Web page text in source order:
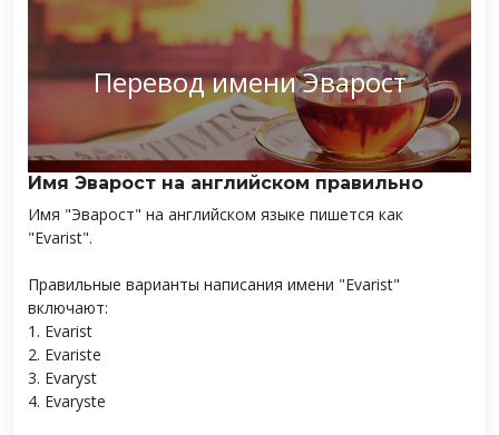
Перевод имени Эварост
Имя Эварост на английском правильно
Имя "Эварост" на английском языке пишется как
"Evarist".
Правильные варианты написания имени "Evarist"
включают:
1. Evarist
2. Evariste
3. Evaryst
4. Evaryste